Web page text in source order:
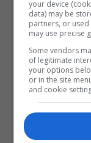
your device
data) may be
partners, or
may use precise
Some vendors
of legitimate
your options
or in the site
and cookie